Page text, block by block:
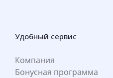
Удобный сервис
Компания
Бонусная программа